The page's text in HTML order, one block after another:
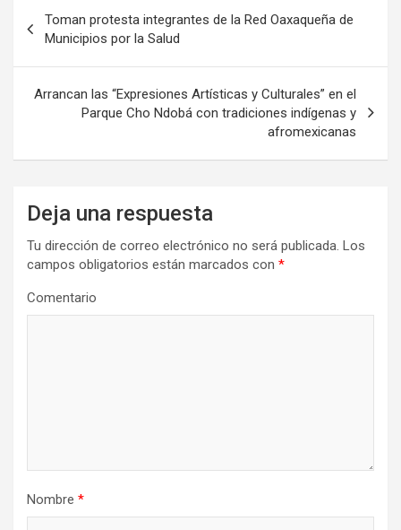
de
entradas
Toman protesta integrantes de la Red Oaxaqueña de
Municipios por la Salud
Arrancan las “Expresiones Artísticas y Culturales” en el
Parque Cho Ndobá con tradiciones indígenas y
afromexicanas
Deja una respuesta
Tu dirección de correo electrónico no será publicada. Los
campos obligatorios están marcados con *
Comentario
Nombre *